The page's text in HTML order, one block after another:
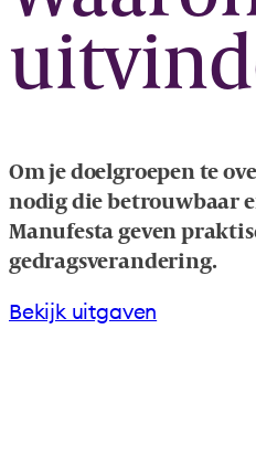
Om je doelgroepen te
nodig die betrouwbaar
Manufesta geven
gedragsverandering.
Bekijk uitgaven